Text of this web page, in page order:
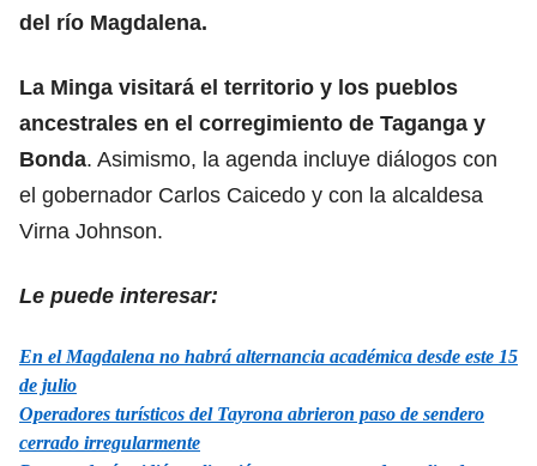
del río Magdalena.
La Minga visitará el territorio y los pueblos
ancestrales en el corregimiento de Taganga y
Bonda. Asimismo, la agenda incluye diálogos con
el gobernador Carlos Caicedo y con la alcaldesa
Virna Johnson.
Le puede interesar:
En el Magdalena no habrá alternancia académica desde este 15
de julio
Operadores turísticos del Tayrona abrieron paso de sendero
cerrado irregularmente